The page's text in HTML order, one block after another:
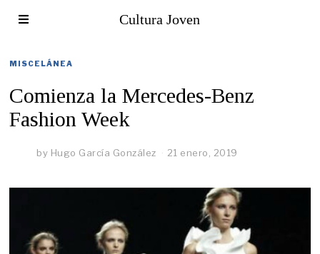
Cultura Joven
MISCELÁNEA
Comienza la Mercedes-Benz
Fashion Week
by Hugo García González 21 enero, 2019